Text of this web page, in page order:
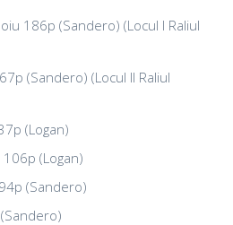
186p (Sandero) (Locul I Raliul
(Sandero) (Locul II Raliul
(Logan)
(Logan)
(Sandero)